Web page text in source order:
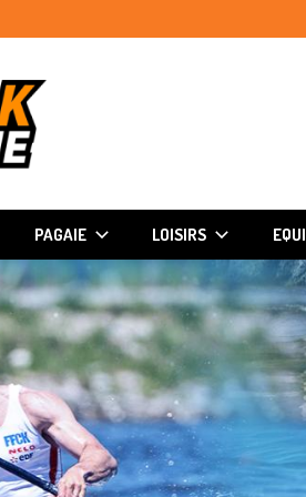
PAGAIE LOISIRS